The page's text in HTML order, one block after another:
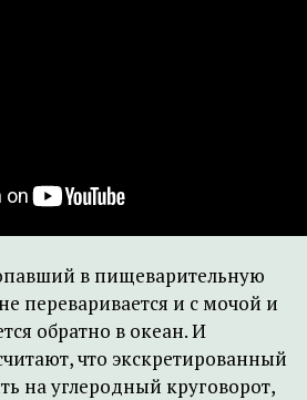
в пищеварительную
переваривается и с мочой и
обратно в океан. И
что экскретированный
на углеродный круговорот,